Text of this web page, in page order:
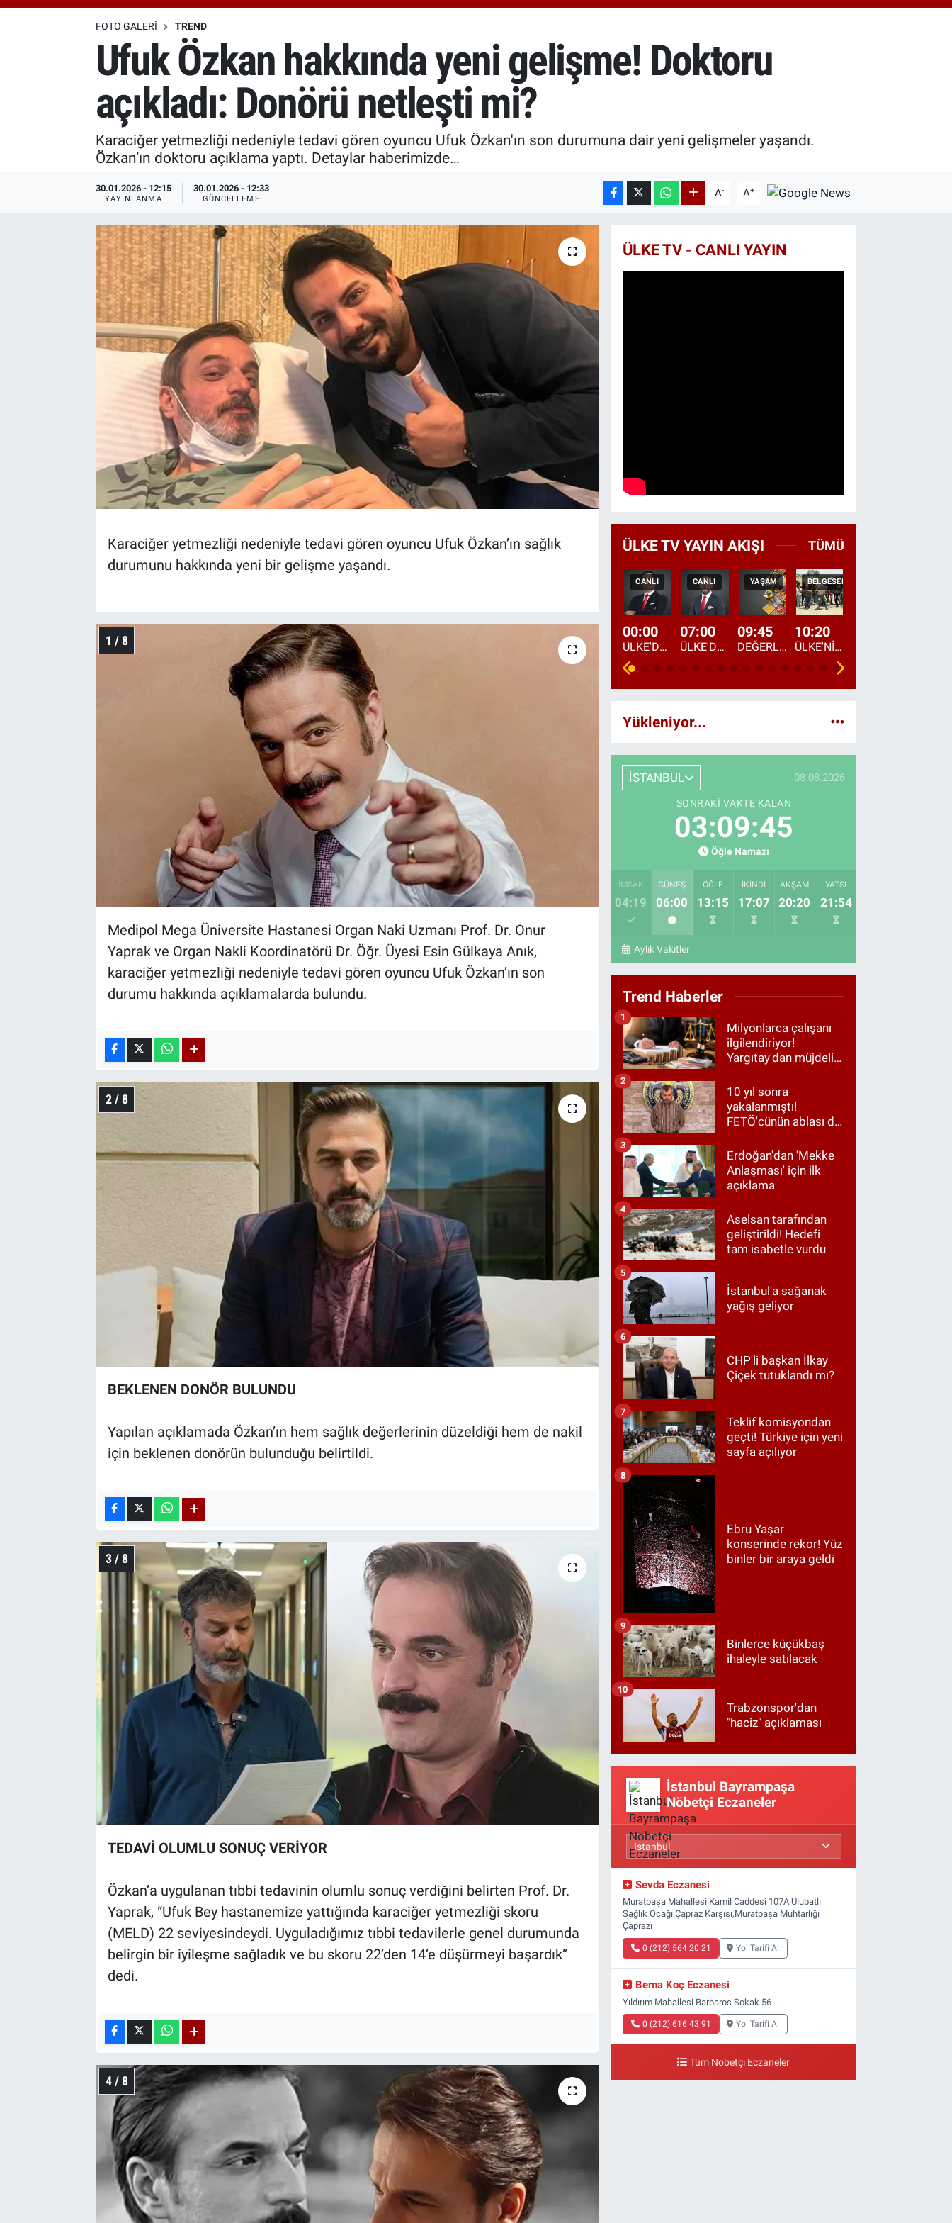
BITCOIN
64.959,79
%1.11
FOTO GALERI TREND
Ufuk Özkan hakkında yeni gelişme! Doktoru
açıkladı: Donörü netleşti mi?
Karaciğer yetmezliği nedeniyle tedavi gören oyuncu Ufuk Özkan'ın son durumuna dair yeni gelişmeler yaşandı.
Özkan’ın doktoru açıklama yaptı. Detaylar haberimizde…
30.01.2026 - 12:15
YAYINLANMA
30.01.2026 - 12:33
GÜNCELLEME A- A+
Karaciğer yetmezliği nedeniyle tedavi gören oyuncu Ufuk Özkan’ın sağlık
durumunu hakkında yeni bir gelişme yaşandı.
1 / 8
Medipol Mega Üniversite Hastanesi Organ Naki Uzmanı Prof. Dr. Onur
Yaprak ve Organ Nakli Koordinatörü Dr. Öğr. Üyesi Esin Gülkaya Anık,
karaciğer yetmezliği nedeniyle tedavi gören oyuncu Ufuk Özkan’ın son
durumu hakkında açıklamalarda bulundu.
2 / 8
BEKLENEN DONÖR BULUNDU
Yapılan açıklamada Özkan’ın hem sağlık değerlerinin düzeldiği hem de nakil
için beklenen donörün bulunduğu belirtildi.
3 / 8
TEDAVİ OLUMLU SONUÇ VERİYOR
Özkan’a uygulanan tıbbi tedavinin olumlu sonuç verdiğini belirten Prof. Dr.
Yaprak, “Ufuk Bey hastanemize yattığında karaciğer yetmezliği skoru
(MELD) 22 seviyesindeydi. Uyguladığımız tıbbi tedavilerle genel durumunda
belirgin bir iyileşme sağladık ve bu skoru 22’den 14’e düşürmeyi başardık”
dedi.
4 / 8
ÜLKE TV - CANLI YAYIN
ÜLKE TV YAYIN AKIŞI TÜMÜ
CANLI
00:00
ÜLKE'DE BU GECE
CANLI
07:00
ÜLKE'DE HAFTA SONU
YAŞAM
09:45
DEĞERLERİN DAVETİ
BELGESEL
10:20
ÜLKE'NİN ÇOCUKLARI
Yükleniyor...
İSTANBUL 08.08.2026
SONRAKI VAKTE KALAN
03:09:43
Öğle Namazı
İMSAK
04:19
GÜNEŞ
06:00
ÖĞLE
13:15
İKINDI
17:07
AKŞAM
20:20
YATSI
21:54
Aylık Vakitler
Trend Haberler
Milyonlarca çalışanı
ilgilendiriyor!
Yargıtay'dan müjdeli
1
10 yıl sonra
yakalanmıştı!
FETÖ'cünün ablası da
2
Erdoğan'dan 'Mekke
Anlaşması' için ilk
açıklama
3
Aselsan tarafından
geliştirildi! Hedefi
tam isabetle vurdu
4
İstanbul'a sağanak
yağış geliyor
5
CHP'li başkan İlkay
Çiçek tutuklandı mı?
6
Teklif komisyondan
geçti! Türkiye için yeni
sayfa açılıyor
7
Ebru Yaşar
konserinde rekor! Yüz
binler bir araya geldi
8
Binlerce küçükbaş
ihaleyle satılacak
9
Trabzonspor'dan
"haciz" açıklaması
10
İstanbul Bayrampaşa
Nöbetçi Eczaneler
Sevda Eczanesi
Muratpaşa Mahallesi Kamil Caddesi 107A Ulubatlı
Sağlık Ocağı Çapraz Karşısı,Muratpaşa Muhtarlığı
Çaprazı
0 (212) 564 20 21 Yol Tarifi Al
Berna Koç Eczanesi
Yıldırım Mahallesi Barbaros Sokak 56
0 (212) 616 43 91 Yol Tarifi Al
Tüm Nöbetçi Eczaneler
Özel Haberler
Özel Haberler
Haber Arşivi